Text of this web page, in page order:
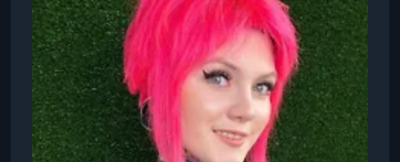
интерфейс, персонализированный подбор
программ, поддержку от экспертов и умные
технологии с AI‑рекомендациями .